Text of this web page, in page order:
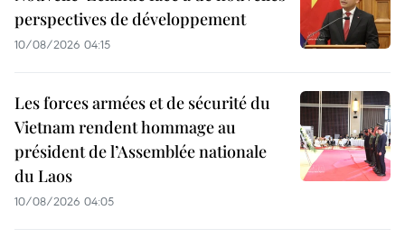
perspectives de développement
10/08/2026 04:15
Les forces armées et de sécurité du
Vietnam rendent hommage au
président de l’Assemblée nationale
du Laos
10/08/2026 04:05